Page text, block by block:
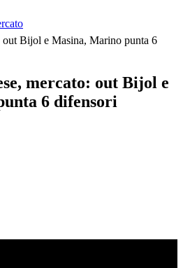
out Bijol e Masina, Marino punta 6
mercato: out Bijol e
6 difensori